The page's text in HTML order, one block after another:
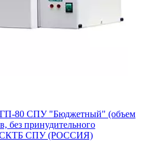
ГП-80 СПУ "Бюджетный" (объем
без принудительного
СКТБ СПУ (РОССИЯ)